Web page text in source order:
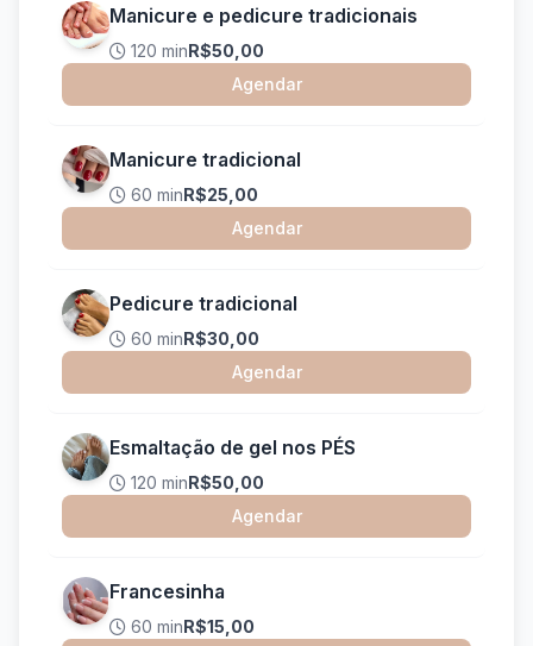
Manicure e pedicure tradicionais
120 minR$50,00
Agendar
Manicure tradicional
60 minR$25,00
Agendar
Pedicure tradicional
60 minR$30,00
Agendar
Esmaltação de gel nos PÉS
120 minR$50,00
Agendar
Francesinha
60 minR$15,00